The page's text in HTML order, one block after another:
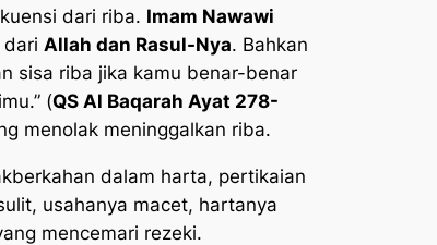
dari riba. Imam Nawawi
Allah dan Rasul-Nya. Bahkan
sisa riba jika kamu benar-benar
(QS Al Baqarah Ayat 278-
menolak meninggalkan riba.
dalam harta, pertikaian
usahanya macet, hartanya
mencemari rezeki.